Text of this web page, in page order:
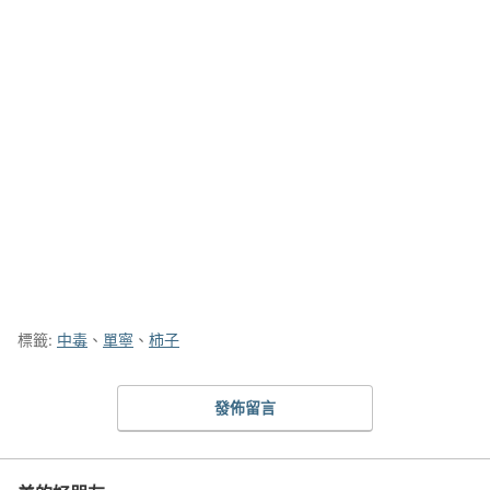
標籤: 中毒 、 單寧 、 柿子
發佈留言